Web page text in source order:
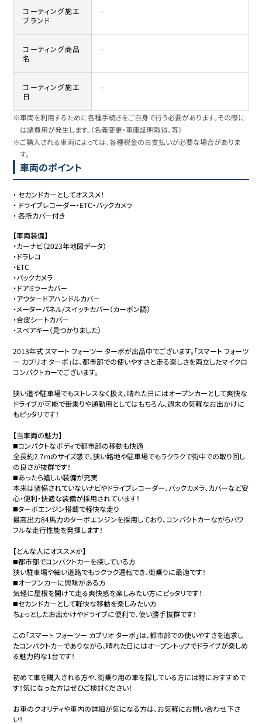
コーティング施工
ブランド
-
コーティング商品
名
-
コーティング施工
日
-
※車両を利用するために各種手続きをご自身で行う必要があります。その際に
は諸費用が発生します。（名義変更・車庫証明取得、等）
※ご購入される車両によっては、各種税金のお支払いが必要な場合がありま
す。
車両のポイント
・セカンドカーとしてオススメ！
・ ドライブレコーダー・ETC・バックカメラ
・各所カバー付き
【車両装備】
・カーナビ（2023年地図データ）
・ドラレコ
・ETC
・バックカメラ
・ドアミラーカバー
・アウタードアハンドルカバー
・メーターパネル/スイッチカバー（カーボン調）
・合皮シートカバー
・スペアキー（見つかりました）
2013年式 スマート フォーツー ターボが出品中でございます。「スマート フォーツ
ー カブリオ ターボ」は、都市部での使いやすさと走る楽しさを両立したマイクロ
コンパクトカーでございます。
狭い道や駐車場でもストレスなく扱え、晴れた日にはオープンカーとして爽快な
ドライブが可能で街乗りや通勤用としてはもちろん、週末の気軽なお出かけに
もピッタリです！
【当車両の魅力】
◼️コンパクトなボディで都市部の移動も快適
全長約2.7mのサイズ感で、狭い路地や駐車場でもラクラクで街中での取り回し
の良さが抜群です！
◼️あったら嬉しい装備が充実
本来は装備されていないナビやドライブレコーダー、バックカメラ、カバーなど安
心・便利・快適な装備が採用されています！
◼️ターボエンジン搭載で軽快な走り
最高出力84馬力のターボエンジンを採用しており、コンパクトカーながらパワ
フルな走行性能を発揮します！
【どんな人にオススメか】
◼️都市部でコンパクトカーを探している方
狭い駐車場や細い道路でもラクラク運転でき、街乗りに最適です！
◼️オープンカーに興味がある方
気軽に屋根を開けて走る爽快感を楽しみたい方にピッタリです！
◼️セカンドカーとして軽快な移動を楽しみたい方
ちょっとしたお出かけやドライブに便利で、使い勝手抜群です！
この「スマート フォーツー カブリオ ターボ」は、都市部での使いやすさを追求し
たコンパクトカーでありながら、晴れた日にはオープントップでドライブが楽しめ
る魅力的な1台です！
初めて車を購入される方や、街乗り用の車を探している方には特におすすめで
す！気になった方はぜひご検討ください！
お車のクオリティや車内の詳細が気になる方は、お気軽にお問い合わせ下さ
い！